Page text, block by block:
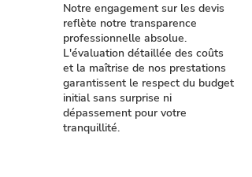
Notre engagement sur les devis
reflète notre transparence
professionnelle absolue.
L'évaluation détaillée des coûts
et la maîtrise de nos prestations
garantissent le respect du budget
initial sans surprise ni
dépassement pour votre
tranquillité.